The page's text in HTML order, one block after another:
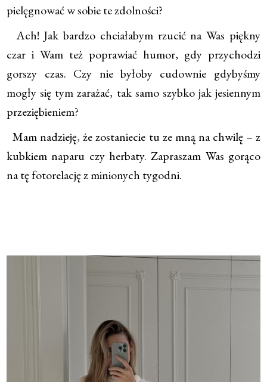
pielęgnować w sobie te zdolności?
Ach! Jak bardzo chciałabym rzucić na Was piękny
czar i Wam też poprawiać humor, gdy przychodzi
gorszy czas. Czy nie byłoby cudownie gdybyśmy
mogły się tym zarażać, tak samo szybko jak jesiennym
przeziębieniem?
Mam nadzieję, że zostaniecie tu ze mną na chwilę – z
kubkiem naparu czy herbaty. Zapraszam Was gorąco
na tę fotorelację z minionych tygodni.